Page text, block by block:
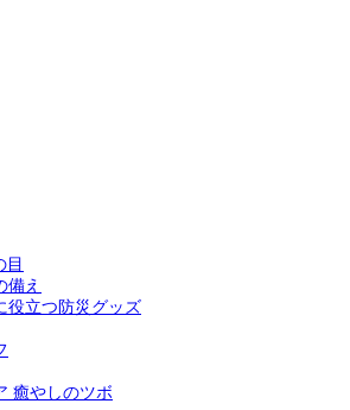
目
備え
役立つ防災グッズ
癒やしのツボ